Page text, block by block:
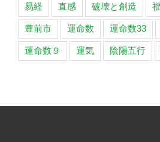
易経 直感 破壊と創造
豊前市 運命数 運命数33
運命数９ 運気 陰陽五行